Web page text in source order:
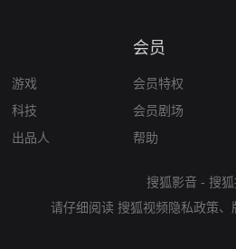
游戏
科技
出品人
会员
会员特权
会员剧场
帮助
搜狐影音 - 搜
请仔细阅读 搜狐视频隐私政策、